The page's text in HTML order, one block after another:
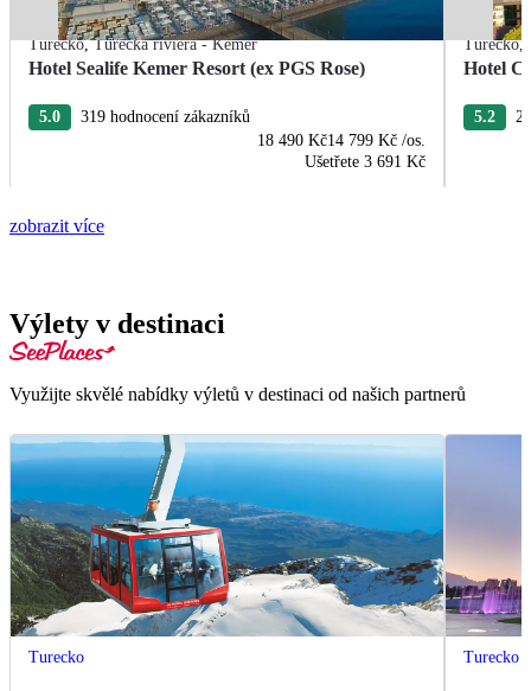
Turecko,Turecká riviéra - Kemer
Hotel Sealife Kemer Resort (ex PGS Rose)
5.0
319 hodnocení zákazníků
18 490 Kč14 799 Kč /os.
Ušetřete 3 691 Kč
Turecko,
Hotel
5.2
zobrazit více
Výlety v destinaci
Využijte skvělé nabídky výletů v destinaci od našich partnerů
Turecko Turecko